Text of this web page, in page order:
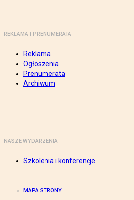
REKLAMA I PRENUMERATA
Reklama
Ogłoszenia
Prenumerata
Archiwum
NASZE WYDARZENIA
Szkolenia i konferencje
MAPA STRONY